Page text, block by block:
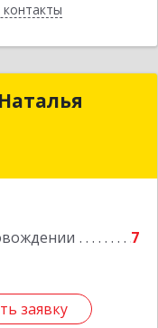
7
заявку
Наталья
заявку